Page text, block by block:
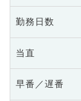
勤務日数
当直
早番／遅番